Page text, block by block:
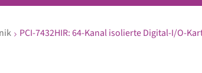
PCI-7432HIR: 64-Kanal isolierte Digital-I/O-